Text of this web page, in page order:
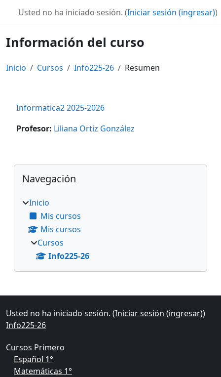
MoodleWilfridoSecundaria
Usted no ha iniciado sesión. (Iniciar sesión (ingresar))
Información del curso
Inicio Cursos Info225-26 Resumen
Informatica2 2025-2026
Profesor: Liliana Ortiz González
Bloques
Omitir Navegación
Navegación
Inicio
Mis cursos
Mis cursos
Cursos
Info225-26
Bloques suplementarios
Usted no ha iniciado sesión. (Iniciar sesión (ingresar))
Info225-26
Cursos Primero
Español 1°
Matemáticas 1°